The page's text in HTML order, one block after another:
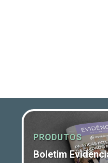
PRODUTOS
Boletim